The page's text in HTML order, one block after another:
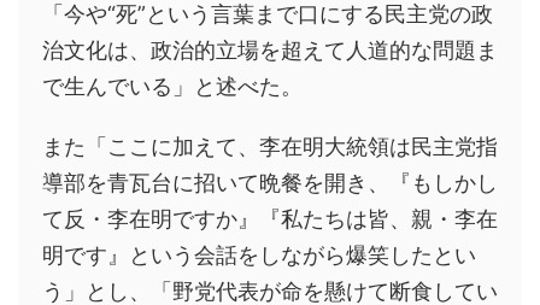
「今や“死”という言葉まで口にする民主党の政
治文化は、政治的立場を超えて人道的な問題ま
で生んでいる」と述べた。
また「ここに加えて、李在明大統領は民主党指
導部を青瓦台に招いて晩餐を開き、『もしかし
て反・李在明ですか』『私たちは皆、親・李在
明です』という会話をしながら爆笑したとい
う」とし、「野党代表が命を懸けて断食してい